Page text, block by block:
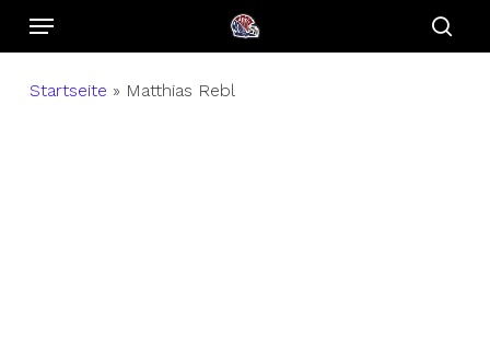
SkipMenu
Startseite » Matthias Rebl